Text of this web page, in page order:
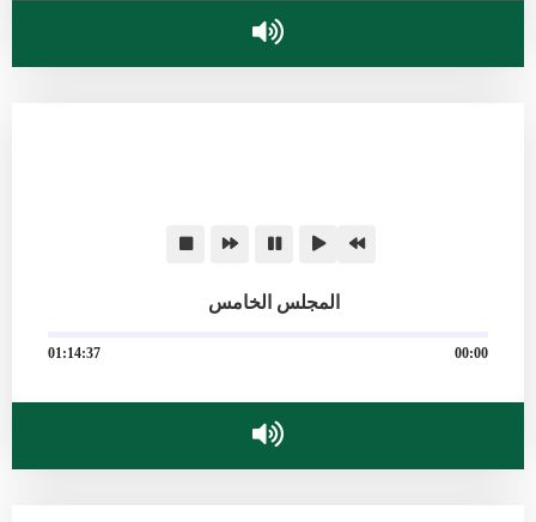
المجلس الخامس
00:00
01:14:37